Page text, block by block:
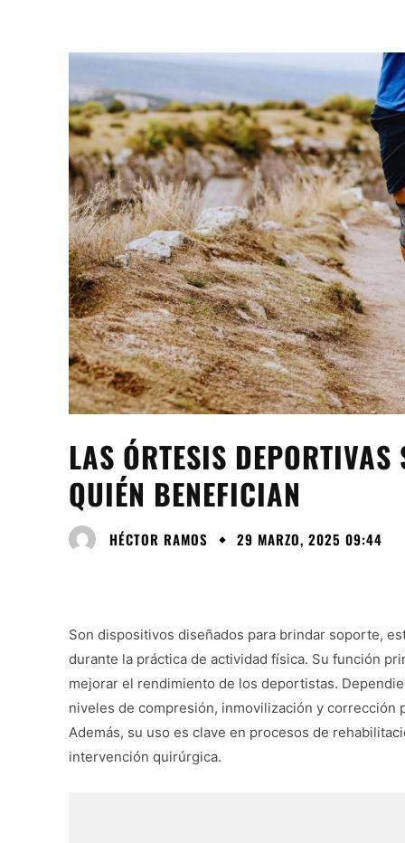
LAS ÓRTESIS
QUIÉN BENEFICIAN
HÉCTOR RAMOS 29 MARZO, 2025 09:44
Son dispositivos diseñados para brindar soporte,
durante la práctica de actividad física. Su función
mejorar el rendimiento de los deportistas.
niveles de compresión, inmovilización y
Además, su uso es clave en procesos de
intervención quirúrgica.